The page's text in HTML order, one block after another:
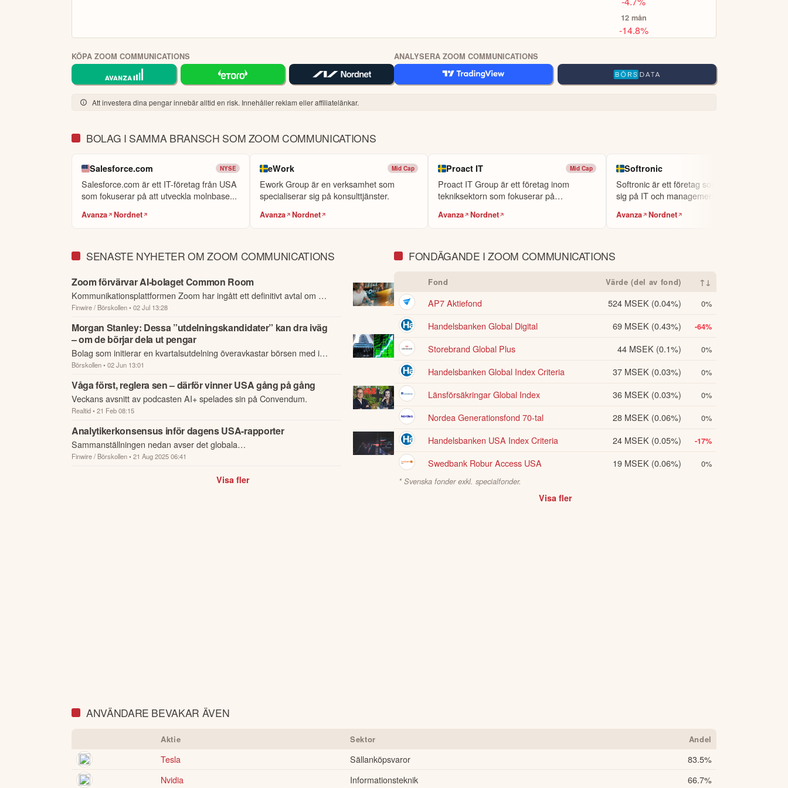
12 mån
-14.8%
KÖPA ZOOM COMMUNICATIONS ANALYSERA ZOOM COMMUNICATIONS
Att investera dina pengar innebär alltid en risk. Innehåller reklam eller affiliatelänkar.
BOLAG I SAMMA BRANSCH SOM ZOOM COMMUNICATIONS
Salesforce.com NYSE
Salesforce.com är ett IT-företag från USA
som fokuserar på att utveckla molnbase...
Avanza Nordnet
eWork Mid Cap
Ework Group är en verksamhet som
specialiserar sig på konsulttjänster.
Avanza Nordnet
Proact IT Mid Cap
Proact IT Group är ett företag inom
tekniksektorn som fokuserar på
Avanza Nordnet
Softronic
Softronic är ett företag som specialiserar
sig på IT och management.
Avanza Nordnet
SENASTE NYHETER OM ZOOM COMMUNICATIONS
Zoom förvärvar AI-bolaget Common Room
Kommunikationsplattformen Zoom har ingått ett definitivt avtal om att
förvärva Common Room, vars AI-plattform samlar kunddata och
köpsignale...
Finwire / Börskollen• 02 Jul 13:28
Morgan Stanley: Dessa ”utdelningskandidater” kan dra iväg
– om de börjar dela ut pengar
Bolag som initierar en kvartalsutdelning överavkastar börsen med i
genomsnitt tio procentenheter under det första året.
Börskollen• 02 Jun 13:01
Våga först, reglera sen – därför vinner USA gång på gång
Veckans avsnitt av podcasten AI+ spelades sin på Convendum.
Realtid• 21 Feb 08:15
Analytikerkonsensus inför dagens USA-rapporter
Sammanställningen nedan avser det globala
börsinformationsföretaget Factsets analytikerkonsensus för
Finwire / Börskollen• 21 Aug 2025 06:41
Visa fler
FONDÄGANDE I ZOOM COMMUNICATIONS
Fond Värde (del av fond) ↑↓
AP7 Aktiefond 524 MSEK (0.04%) 0%
Handelsbanken Global Digital 69 MSEK (0.43%) -64%
Storebrand Global Plus 44 MSEK (0.1%) 0%
Handelsbanken Global Index Criteria 37 MSEK (0.03%) 0%
Länsförsäkringar Global Index 36 MSEK (0.03%) 0%
Nordea Generationsfond 70-tal 28 MSEK (0.06%) 0%
Handelsbanken USA Index Criteria 24 MSEK (0.05%) -17%
Swedbank Robur Access USA 19 MSEK (0.06%) 0%
* Svenska fonder exkl. specialfonder.
Visa fler
ANVÄNDARE BEVAKAR ÄVEN
Aktie Sektor Andel
Tesla Sällanköpsvaror 83.5%
Nvidia
Informationsteknik 66.7%